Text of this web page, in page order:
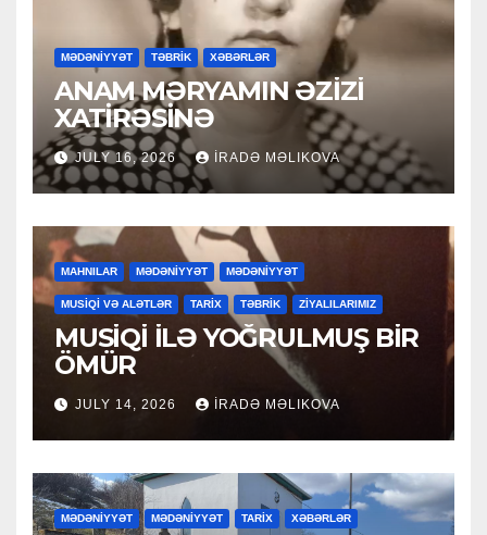
MƏDƏNİYYƏT TƏBRİK XƏBƏRLƏR
ANAM MƏRYAMIN ƏZİZİ
XATİRƏSİNƏ
JULY 16, 2026 İRADƏ MƏLIKOVA
MAHNILAR MƏDƏNİYYƏT MƏDƏNİYYƏT
MUSİQİ VƏ ALƏTLƏR TARİX TƏBRİK ZİYALILARIMIZ
MUSİQİ İLƏ YOĞRULMUŞ BİR
ÖMÜR
JULY 14, 2026 İRADƏ MƏLIKOVA
MƏDƏNİYYƏT MƏDƏNİYYƏT TARİX XƏBƏRLƏR